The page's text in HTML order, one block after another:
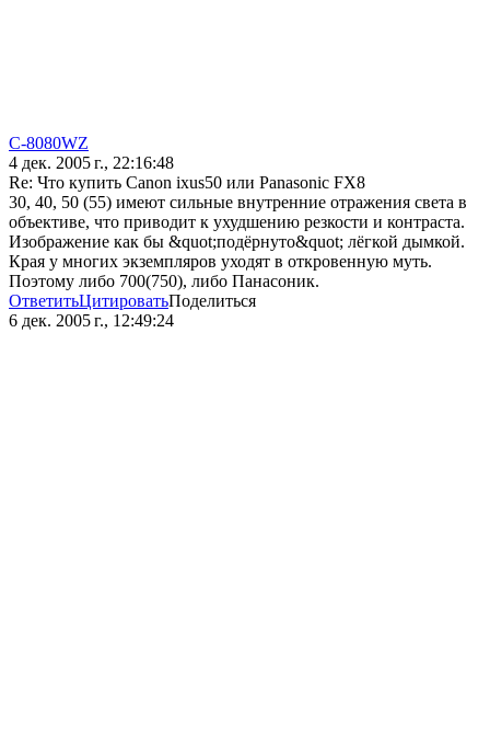
C-8080WZ
4 дек. 2005 г., 22:16:48
Re: Что купить Canon ixus50 или Panasonic FX8
30, 40, 50 (55) имеют сильные внутренние отражения света в
объективе, что приводит к ухудшению резкости и контраста.
Изображение как бы &quot;подёрнуто&quot; лёгкой дымкой.
Края у многих экземпляров уходят в откровенную муть.
Поэтому либо 700(750), либо Панасоник.
ОтветитьЦитироватьПоделиться
6 дек. 2005 г., 12:49:24